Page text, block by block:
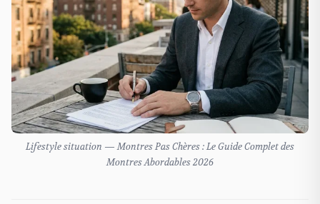
Lifestyle situation — Montres Pas Chères : Le Guide Complet des
Montres Abordables 2026